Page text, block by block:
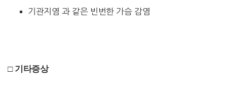
기관지염 과 같은 빈번한 가슴 감염
□ 기타증상